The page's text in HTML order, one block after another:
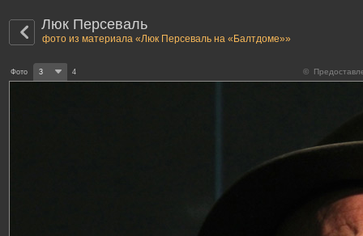
Люк Персеваль
фото из материала «Люк Персеваль на «Балтдоме»»
©
Фото 3 4